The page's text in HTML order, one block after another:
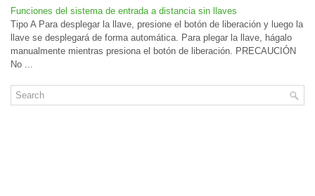
Funciones del sistema de entrada a distancia sin llaves
Tipo A Para desplegar la llave, presione el botón de liberación y luego la
llave se desplegará de forma automática. Para plegar la llave, hágalo
manualmente mientras presiona el botón de liberación. PRECAUCIÓN
No ...